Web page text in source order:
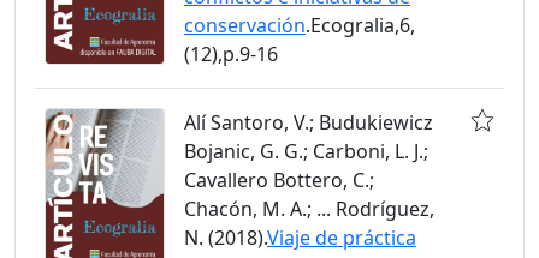
conservación.Ecogralia,6,
(12),p.9-16
Alí Santoro, V.; Budukiewicz
Bojanic, G. G.; Carboni, L. J.;
Cavallero Bottero, C.;
Chacón, M. A.; ... Rodríguez,
N. (2018).Viaje de práctica